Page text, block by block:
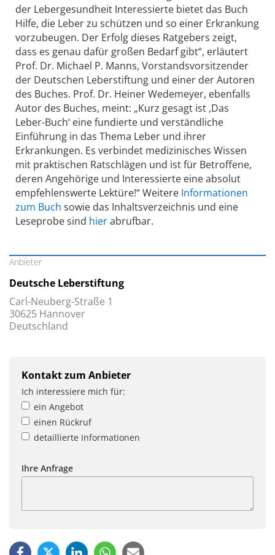
der Lebergesundheit Interessierte bietet das Buch
Hilfe, die Leber zu schützen und so einer Erkrankung
vorzubeugen. Der Erfolg dieses Ratgebers zeigt,
dass es genau dafür großen Bedarf gibt“, erläutert
Prof. Dr. Michael P. Manns, Vorstandsvorsitzender
der Deutschen Leberstiftung und einer der Autoren
des Buches. Prof. Dr. Heiner Wedemeyer, ebenfalls
Autor des Buches, meint: „Kurz gesagt ist ‚Das
Leber-Buch‘ eine fundierte und verständliche
Einführung in das Thema Leber und ihrer
Erkrankungen. Es verbindet medizinisches Wissen
mit praktischen Ratschlägen und ist für Betroffene,
deren Angehörige und Interessierte eine absolut
empfehlenswerte Lektüre!“ Weitere Informationen
zum Buch sowie das Inhaltsverzeichnis und eine
Leseprobe sind hierabrufbar.
Anbieter
Deutsche Leberstiftung
Carl-Neuberg-Straße 1
30625 Hannover
Deutschland
Kontakt zum Anbieter
Ich interessiere mich für:
ein Angebot
einen Rückruf
detaillierte Informationen
Ihre Anfrage